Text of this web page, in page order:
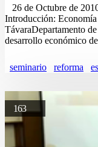
26 de Octubre de
Introducción:
TávaraDepartamento
desarrollo económico
seminario reforma
163